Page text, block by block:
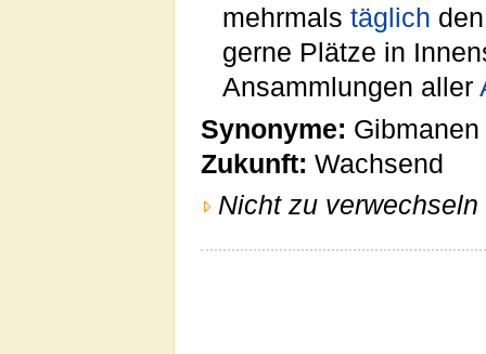
mehrmalstäglich
gerne Plätze in
Ansammlungen aller
Synonyme:
Zukunft: Wachsend
Nicht zu verwechseln